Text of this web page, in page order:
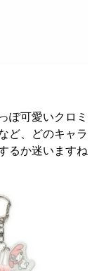
ぽ可愛いクロミ
ど、どのキャラ
るか迷いますね